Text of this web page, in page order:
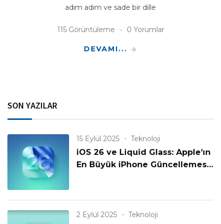
adım adım ve sade bir dille
115 Görüntüleme 0 Yorumlar
DEVAMI...
SON YAZILAR
15 Eylül 2025 Teknoloji
iOS 26 ve Liquid Glass: Apple’ın
En Büyük iPhone Güncellemesi
2 Eylül 2025 Teknoloji